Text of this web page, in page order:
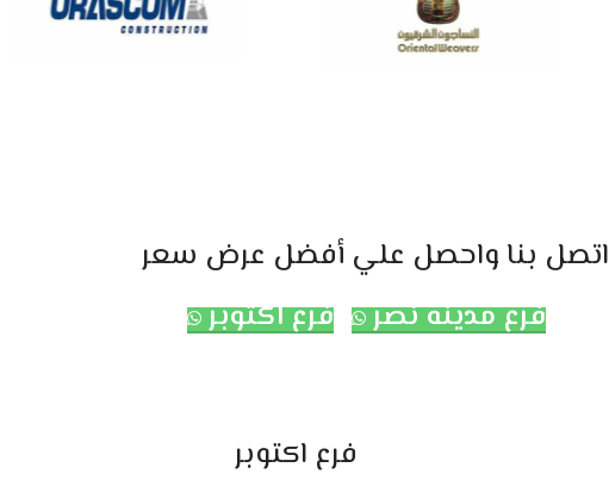
اتصل بنا واحصل علي أفضل عرض سعر
فرع مدينه نصر
فرع اكتوبر
فرع اكتوبر